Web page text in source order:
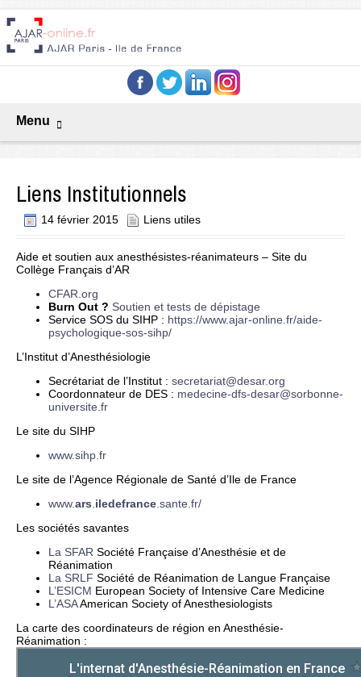
Menu
Liens Institutionnels
14 février 2015 Liens utiles
Aide et soutien aux anesthésistes-réanimateurs – Site du
Collège Français d’AR
CFAR.org
Burn Out ? Soutien et tests de dépistage
Service SOS du SIHP : https://www.ajar-online.fr/aide-
psychologique-sos-sihp/
L’Institut d’Anesthésiologie
Secrétariat de l’Institut : secretariat@desar.org
Coordonnateur de DES : medecine-dfs-desar@sorbonne-
universite.fr
Le site du SIHP
www.sihp.fr
Le site de l’Agence Régionale de Santé d’Ile de France
www.ars.iledefrance.sante.fr/
Les sociétés savantes
La SFAR Société Française d’Anesthésie et de
Réanimation
La SRLF Société de Réanimation de Langue Française
L’ESICM European Society of Intensive Care Medicine
L’ASAAmerican Society of Anesthesiologists
La carte des coordinateurs de région en Anesthésie-
Réanimation :